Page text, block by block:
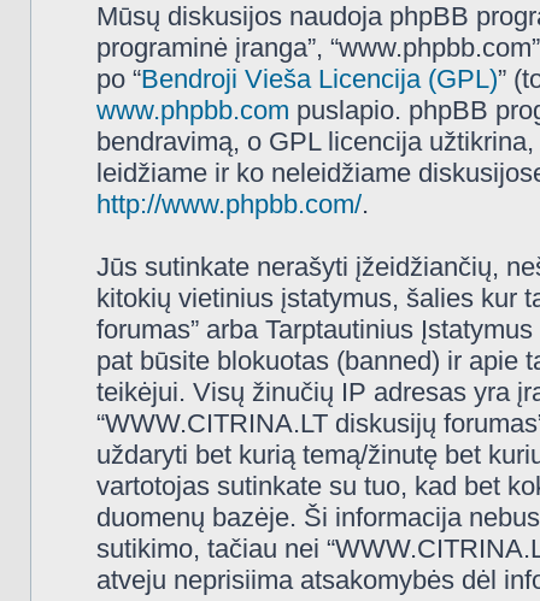
Mūsų diskusijos naudoja phpBB
programinė įranga”,
po “Bendroji Vieša Licencija (GPL)”
www.phpbb.com puslapio. phpBB
bendravimą, o GPL licencija
leidžiame ir ko neleidžiame
http://www.phpbb.com/.
Jūs sutinkate nerašyti įžeidžiančių,
kitokių vietinius įstatymus, šalies kur
forumas” arba Tarptautinius
pat būsite blokuotas (banned) ir apie
teikėjui. Visų žinučių IP adresas yra
“WWW.CITRINA.LT diskusijų
uždaryti bet kurią temą/žinutę bet
vartotojas sutinkate su tuo, kad bet
duomenų bazėje. Ši informacija
sutikimo, tačiau nei
atveju neprisiima atsakomybės dėl